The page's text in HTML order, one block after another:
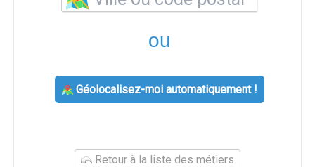
ou
Géolocalisez-moi automatiquement !
Retour à la liste des métiers